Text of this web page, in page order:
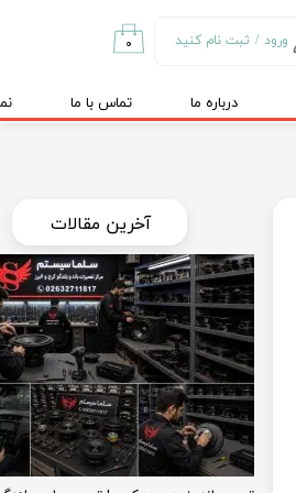
ورود / ثبت نام کنید
تغییر گذر واژه
۰
درباره ما تماس با ما
​​آخرین مقالات